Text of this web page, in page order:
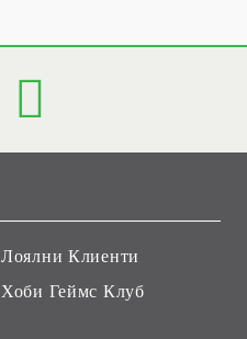
Лоялни Клиенти
Хоби Геймс Клуб